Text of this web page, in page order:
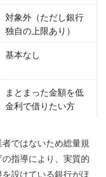
対象外（ただし銀行
独自の上限あり）
基本なし
まとまった金額を低
金利で借りたい方
ではないため総量規
指導により、実質的
設けている銀行がほ